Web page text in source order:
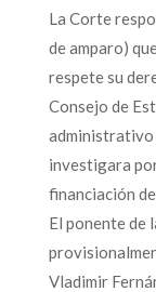
La Corte
de amparo)
respete su
Consejo de
administrativo
investigara
financiación
El ponente de
Vladimir